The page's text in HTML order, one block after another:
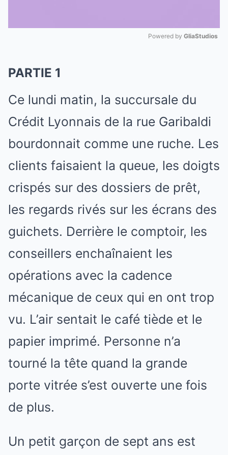
Powered by GliaStudios
PARTIE 1
Ce lundi matin, la succursale du
Crédit Lyonnais de la rue Garibaldi
bourdonnait comme une ruche. Les
clients faisaient la queue, les doigts
crispés sur des dossiers de prêt,
les regards rivés sur les écrans des
guichets. Derrière le comptoir, les
conseillers enchaînaient les
opérations avec la cadence
mécanique de ceux qui en ont trop
vu. L’air sentait le café tiède et le
papier imprimé. Personne n’a
tourné la tête quand la grande
porte vitrée s’est ouverte une fois
de plus.
Un petit garçon de sept ans est